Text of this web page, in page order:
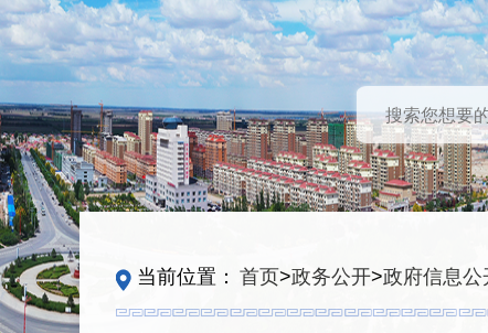
当前位置： 首页>政务公开>政府信息公